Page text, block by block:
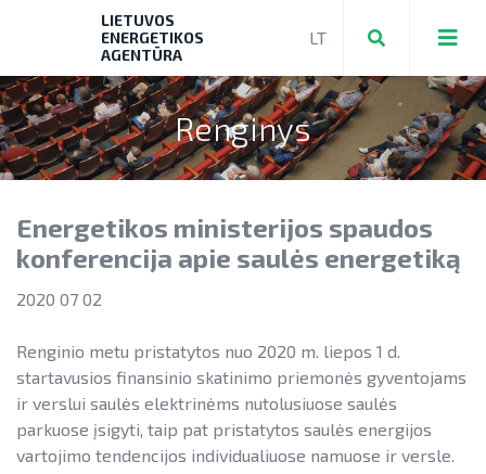
Teikti ir valdyti paraiškas bei mokėjimo
Mokėjimo prašymų formos, dokumentai
► KATILŲ KEITIMAS
► PARAMA ENERGIJOS KAUPIMO
► PARAMA SAULĖS ELEKTRINĖMS
Aktuali AEI statistika
energijos kaupimo įrenginių kainos
Energetikos bendrijos
Jūrinės vėjo energetikos plėtra
NEKS veiksmų plano įgyvendinimo
stebėsena
Energetika išsamiai
Elektros energetikos sektorius
LIETUVOS
ENERGETIKOS
AGENTŪRA
Renginys
Energetikos ministerijos spaudos
konferencija apie saulės energetiką
2020 07 02
Renginio metu pristatytos nuo 2020 m. liepos 1 d.
startavusios finansinio skatinimo priemonės gyventojams
ir verslui saulės elektrinėms nutolusiuose saulės
parkuose įsigyti, taip pat pristatytos saulės energijos
vartojimo tendencijos individualiuose namuose ir versle.